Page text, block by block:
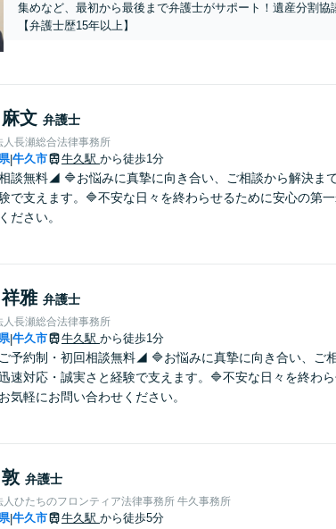
集めなど、最初から最後まで弁護士がサポート！遺産分割
【弁護士歴15年以上】
文 弁護士
人長瀬総合法律事務所
|牛久市 牛久駅 から徒歩1分
談無料◢ 🔷お悩みに真摯に向き合い、ご相談から解決ま
で支えます。🔷不安な日々を終わらせるために安心の第
ださい。
雅 弁護士
人長瀬総合法律事務所
|牛久市 牛久駅 から徒歩1分
予約制・初回相談無料◢ 🔷お悩みに真摯に向き合い、ご
速対応・誠実さと経験で支えます。🔷不安な日々を終わ
気軽にお問い合わせください。
弁護士
人ひたちのフロンティア法律事務所 牛久事務所
|牛久市 牛久駅 から徒歩5分